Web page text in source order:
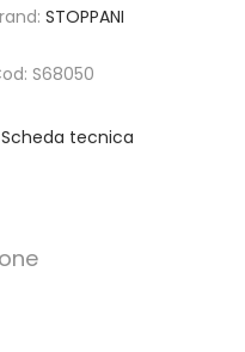
STOPPANI
S68050
Scheda tecnica